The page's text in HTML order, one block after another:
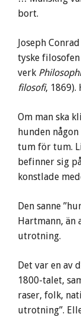
bort.
Joseph
tyske
verk
filosofi, 1869).
Om man ska
hunden
tum för tum.
befinner sig
konstlade
Den sanne
Hartmann, än
utrotning.
Det var en av
1800-talet,
raser, folk,
utrotning”.